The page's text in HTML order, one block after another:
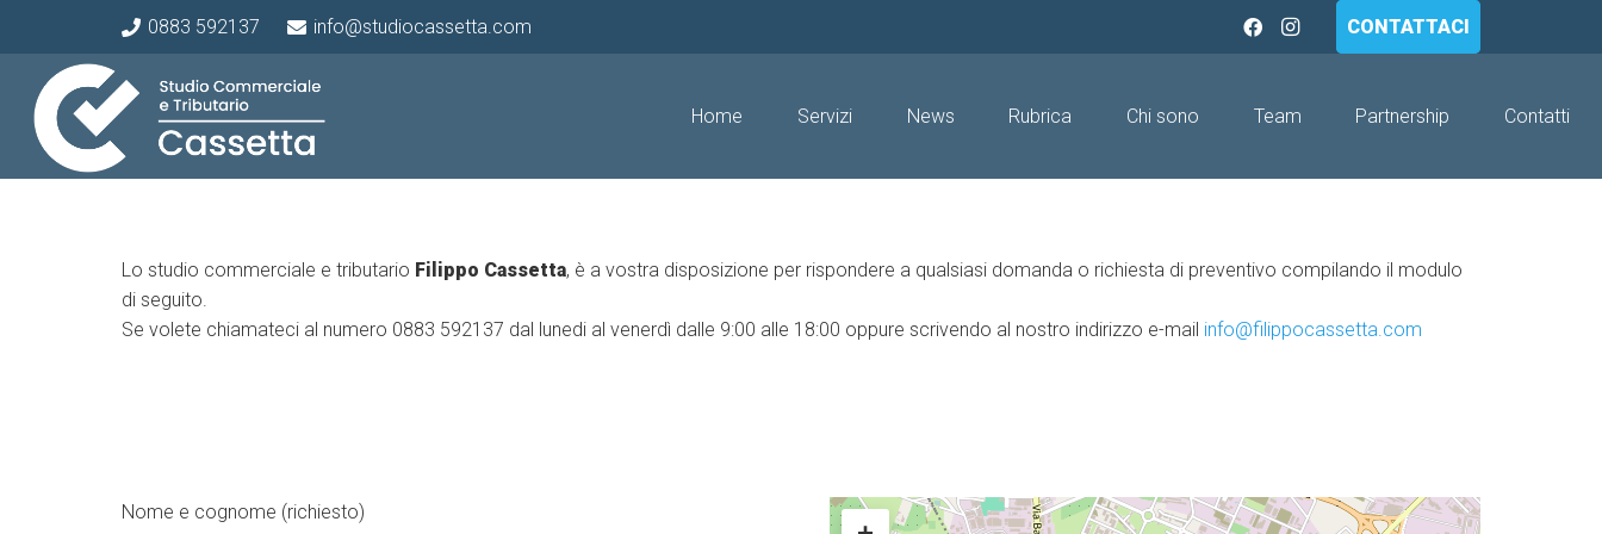
0883 592137 info@studiocassetta.com CONTATTACI
Home Servizi News Rubrica Chi sono Team Partnership Contatti
Lo studio commerciale e tributario Filippo Cassetta, è a vostra disposizione per rispondere a qualsiasi domanda o richiesta di preventivo compilando il modulo
di seguito.
Se volete chiamateci al numero 0883 592137 dal lunedi al venerdì dalle 9:00 alle 18:00 oppure scrivendo al nostro indirizzo e-mail info@filippocassetta.com
Nome e cognome (richiesto)